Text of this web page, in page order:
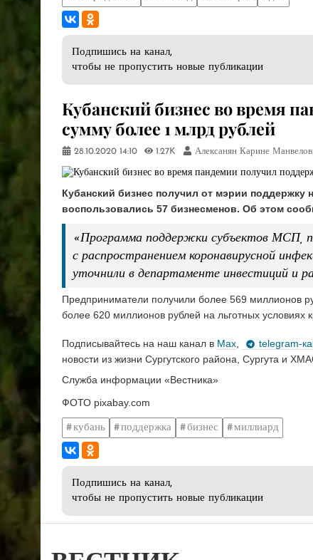
Подпишись на канал,
чтобы не пропустить новые публикации
​Кубанский бизнес во время
сумму более 1 млрд рублей
28.10.2020 14:10 1.27K Алексанян Карине
Кубанский бизнес получил от мэрии
воспользовались 57 бизнесменов. Об этом
«Программа поддержки субъектов МСП,
с распространением коронавирусной
уточнили в департаменте инвестиций и
Предприниматели получили более 569 миллионов
более 620 миллионов рублей на льготных условиях
Подписывайтесь на наш канал в Max telegram-
новости из жизни Сургутского района, Сургута и
Служба информации «Вестника»
ФОТО pixabay.com
кубань поддержка бизнес миллиард
Подпишись на канал,
чтобы не пропустить новые публикации